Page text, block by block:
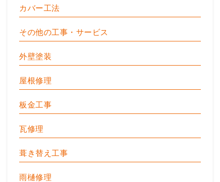
カバー工法
その他の工事・サービス
外壁塗装
屋根修理
板金工事
瓦修理
葺き替え工事
雨樋修理